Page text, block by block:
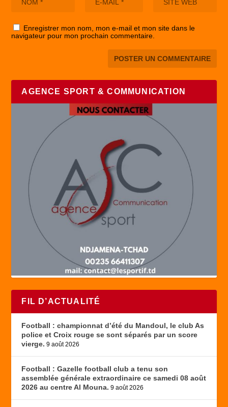
Enregistrer mon nom, mon e-mail et mon site dans le
navigateur pour mon prochain commentaire.
AGENCE SPORT & COMMUNICATION
FIL D’ACTUALITÉ
Football : championnat d’été du Mandoul, le club As
police et Croix rouge se sont séparés par un score
vierge. 9 août 2026
Football : Gazelle football club a tenu son
assemblée générale extraordinaire ce samedi 08 août
2026 au centre Al Mouna. 9 août 2026